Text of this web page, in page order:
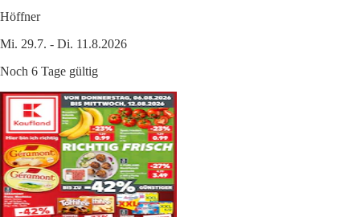
Höffner
Mi. 29.7. - Di. 11.8.2026
Noch 6 Tage gültig